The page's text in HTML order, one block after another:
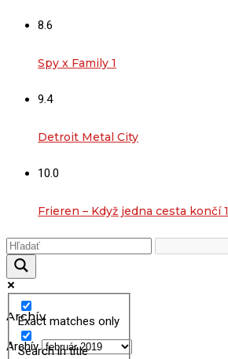
8.6
Spy x Family 1
9.4
Detroit Metal City
10.0
Frieren – Když jedna cesta končí 1
Exact matches only
Search in title
Archív
Archív